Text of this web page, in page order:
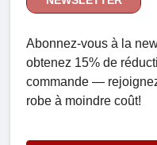
Abonnez-vous à la
obtenez 15% de
commande —
robe à moindre coût!